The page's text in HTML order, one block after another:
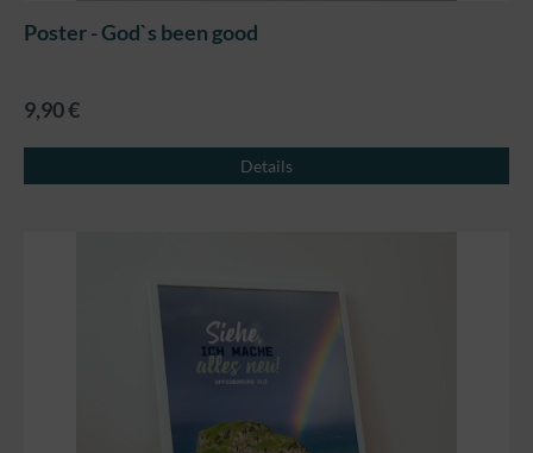
Poster - God`s been good
9,90 €
Details